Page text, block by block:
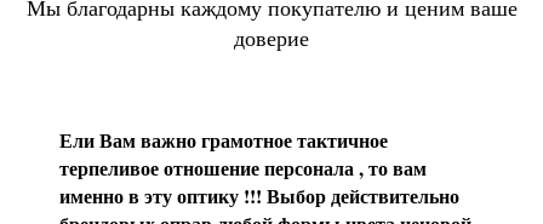
Мы благодарны каждому покупателю и ценим ваше
доверие
Ели Вам важно грамотное тактичное
терпеливое отношение персонала , то вам
именно в эту оптику !!! Выбор действительно